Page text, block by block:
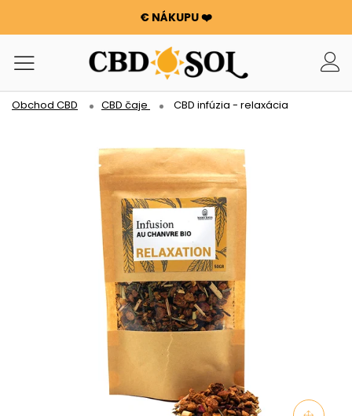
€ NÁKUPU ❤️
WATERMELON CBD už od 0,30 €/g 🍉!
OBJEDNÁVKY SÚ ZDVOJNÁSOBENÉ ✨
100 g KVETOV ALEBO SMOLY ZADARMO PRI KAŽDÝCH 100
€ NÁKUPU ❤️
WATERMELON CBD už od 0,30 €/g 🍉!
100 g KVETOV ALEBO SMOLY ZADARMO PRI KAŽDÝCH 100
€ NÁKUPU ❤️
Obchod CBD CBD čaje CBD infúzia - relaxácia